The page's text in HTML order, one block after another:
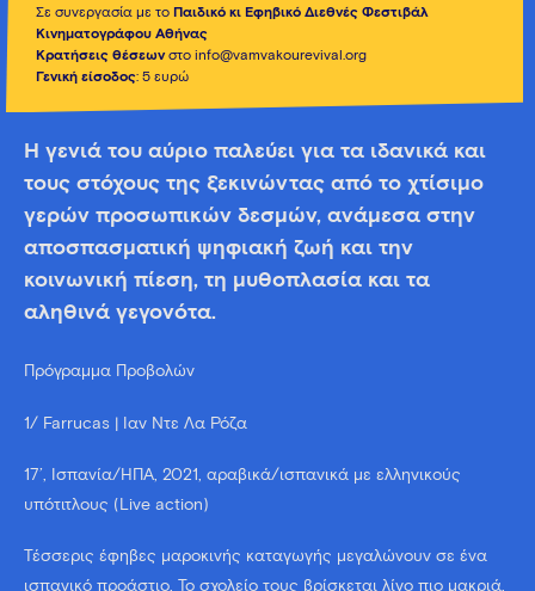
Σε συνεργασία με το Παιδικό κι Εφηβικό Διεθνές Φεστιβάλ
Κινηματογράφου Αθήνας
Κρατήσεις θέσεωνστο info@vamvakourevival.org
Γενική είσοδος: 5 ευρώ
Η γενιά του αύριο παλεύει για τα ιδανικά και
τους στόχους της ξεκινώντας από το χτίσιμο
γερών προσωπικών δεσμών, ανάμεσα στην
αποσπασματική ψηφιακή ζωή και την
κοινωνική πίεση, τη μυθοπλασία και τα
αληθινά γεγονότα.
Πρόγραμμα Προβολών
1/ Farrucas | Ίαν Ντε Λα Ρόζα
17’, Ισπανία/ΗΠΑ, 2021, αραβικά/ισπανικά με ελληνικούς
υπότιτλους (Live action)
Τέσσερις έφηβες μαροκινής καταγωγής μεγαλώνουν σε ένα
ισπανικό προάστιο. Το σχολείο τους βρίσκεται λίγο πιο μακριά.